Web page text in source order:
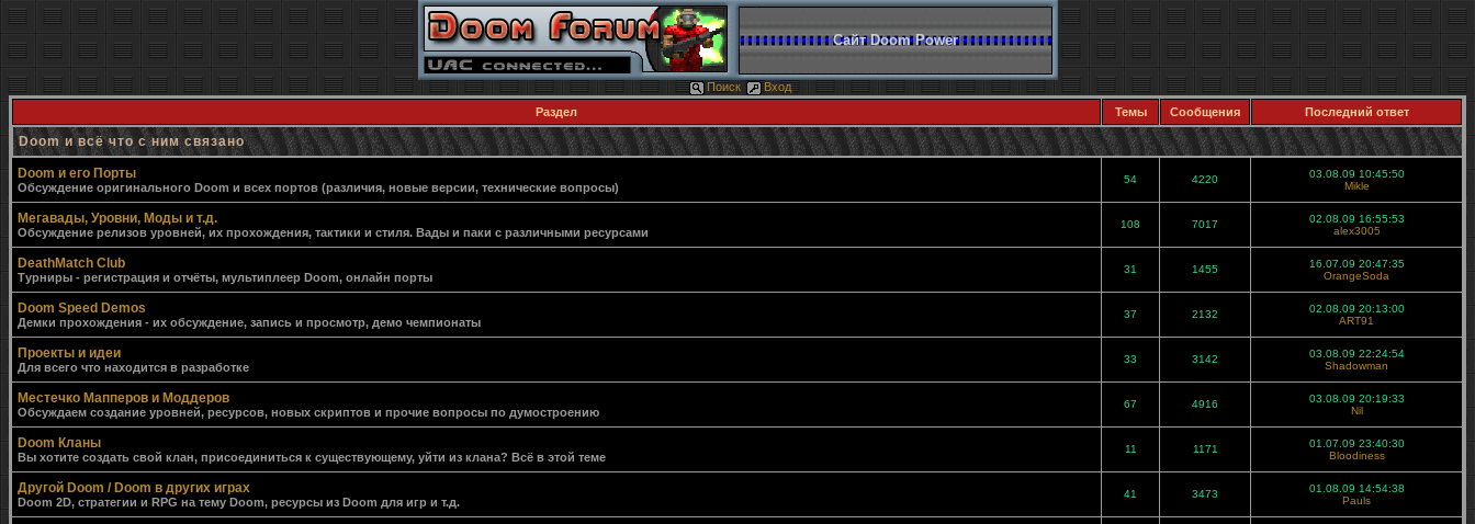
Сайт Doom Power
Поиск
Вход
Раздел
Темы Сообщения Последний ответ
Doom и всё что с ним связано
Doom и его Порты
Обсуждение оригинального Doom и всех портов (различия, новые версии, технические вопросы)
54 4220
03.08.09 10:45:50
Mikle
Мегавады, Уровни, Моды и т.д.
Обсуждение релизов уровней, их прохождения, тактики и стиля. Вады и паки с различными ресурсами
108 7017
02.08.09 16:55:53
alex3005
DeathMatch Club
Турниры - регистрация и отчёты, мультиплеер Doom, онлайн порты
31 1455
16.07.09 20:47:35
OrangeSoda
Doom Speed Demos
Демки прохождения - их обсуждение, запись и просмотр, демо чемпионаты
37 2132
02.08.09 20:13:00
ART91
Проекты и идеи
Для всего что находится в разработке
33 3142
03.08.09 22:24:54
Shadowman
Местечко Мапперов и Моддеров
Обсуждаем создание уровней, ресурсов, новых скриптов и прочие вопросы по думостроению
67 4916
03.08.09 20:19:33
Nil
Doom Кланы
Вы хотите создать свой клан, присоединиться к существующему, уйти из клана? Всё в этой теме
11 1171
01.07.09 23:40:30
Bloodiness
Другой Doom / Doom в других играх
Doom 2D, стратегии и RPG на тему Doom, ресурсы из Doom для игр и т.д.
41 3473
01.08.09 14:54:38
Pauls